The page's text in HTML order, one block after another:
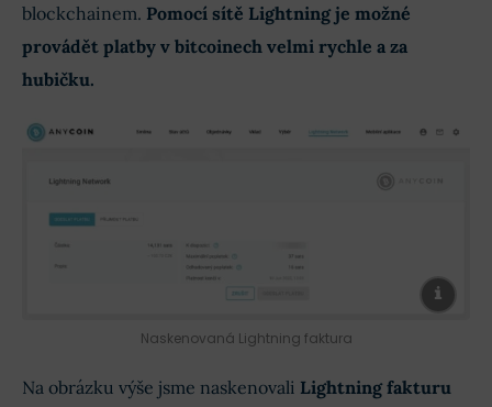
blockchainem. Pomocí sítě Lightning je možné
provádět platby v bitcoinech velmi rychle a za
hubičku.
Naskenovaná Lightning faktura
Na obrázku výše jsme naskenovali Lightning fakturu